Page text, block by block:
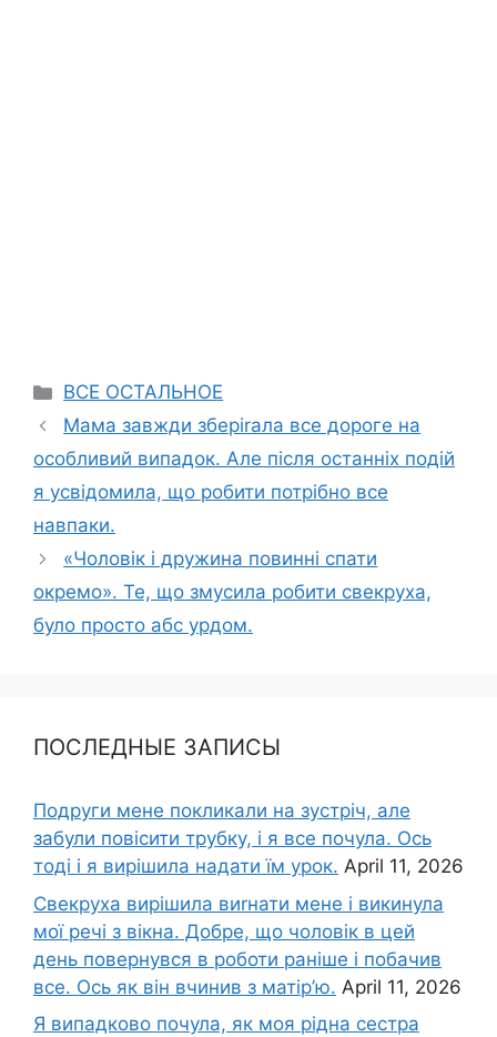
Categories
ВСЕ ОСТАЛЬНОЕ
Мама завжди зберіrала все дороге на
особливий випадок. Але після останніх подій
я усвідомила, що робити потрібно все
навпаки.
«Чоловік і дружина повинні спати
окремо». Те, що змусила робити свекруха,
було просто абс урдом.
ПОСЛЕДНЫЕ ЗАПИСЫ
Подруги мене покликали на зустріч, але
забули повісити трубку, і я все почула. Ось
тоді і я вирішила надати їм урок. April 11, 2026
Свекруха вирішила виrнати мене і викинула
мої речі з вікна. Добре, що чоловік в цей
день повернувся в роботи раніше і побачив
все. Ось як він вчинив з матір’ю. April 11, 2026
Я випадково почула, як моя рідна сестра